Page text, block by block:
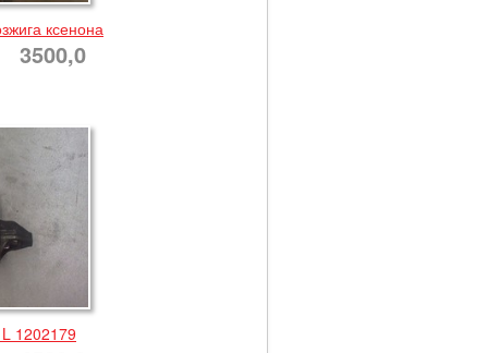
ксенона
3500,0
1202179